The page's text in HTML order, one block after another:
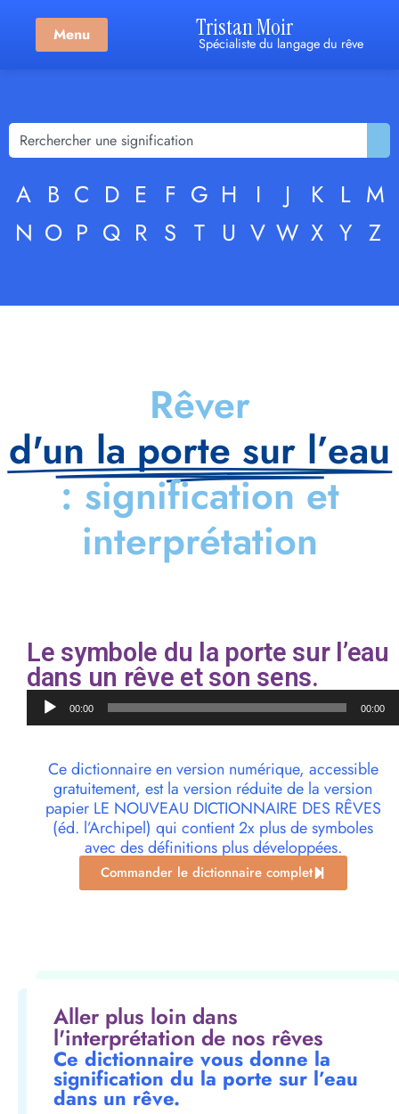
Menu Tristan Moir
Spécialiste du langage du rêve
A B C D E F G H I J K L M
N O P Q R S T U V W X Y Z
Rêver
d'un la porte sur l’eau
: signification et
interprétation
Le symbole du la porte sur l’eau
dans un rêve et son sens.
Lecteur
audio00:00 00:00
Ce dictionnaire en version numérique, accessible
gratuitement, est la version réduite de la version
papier LE NOUVEAU DICTIONNAIRE DES RÊVES
(éd. l’Archipel) qui contient 2x plus de symboles
avec des définitions plus développées.
Commander le dictionnaire complet
Aller plus loin dans
l'interprétation de nos rêves
Ce dictionnaire vous donne la
signification du la porte sur l’eau
dans un rêve.